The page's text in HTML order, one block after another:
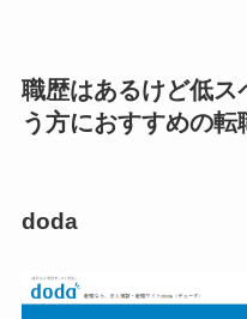
職歴はあるけど低ス
う方におすすめの転
doda